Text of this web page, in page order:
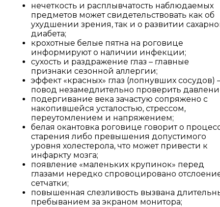
нечеткость и расплывчатость наблюдаемых
предметов может свидетельствовать как об
ухудшении зрения, так и о развитии
диабета;
крохотные белые пятна на роговице
информируют о наличии инфекции;
сухость и раздражение глаз – главные
признаки сезонной аллергии;
эффект «красных» глаз (лопнувших сосудов)
повод незамедлительно проверить
подергивание века зачастую сопряжено с
накопившейся усталостью, стрессом,
переутомлением и напряжением;
белая окантовка роговице говорит о
старения либо превышения допустимого
уровня холестерола, что может привести к
инфаркту мозга;
появление «маленьких крупинок» перед
глазами нередко спровоцировано
сетчатки;
повышенная слезливость вызвана
пребыванием за экраном монитора;